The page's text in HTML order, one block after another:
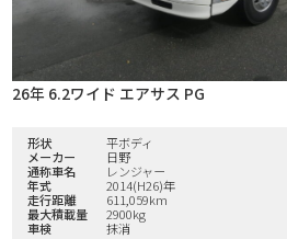
26年 6.2ワイド エアサス PG
形状
平ボディ
メーカー
日野
通称車名
レンジャー
年式
2014(H26)年
走行距離
611,059km
最大積載量
2900kg
車検
抹消